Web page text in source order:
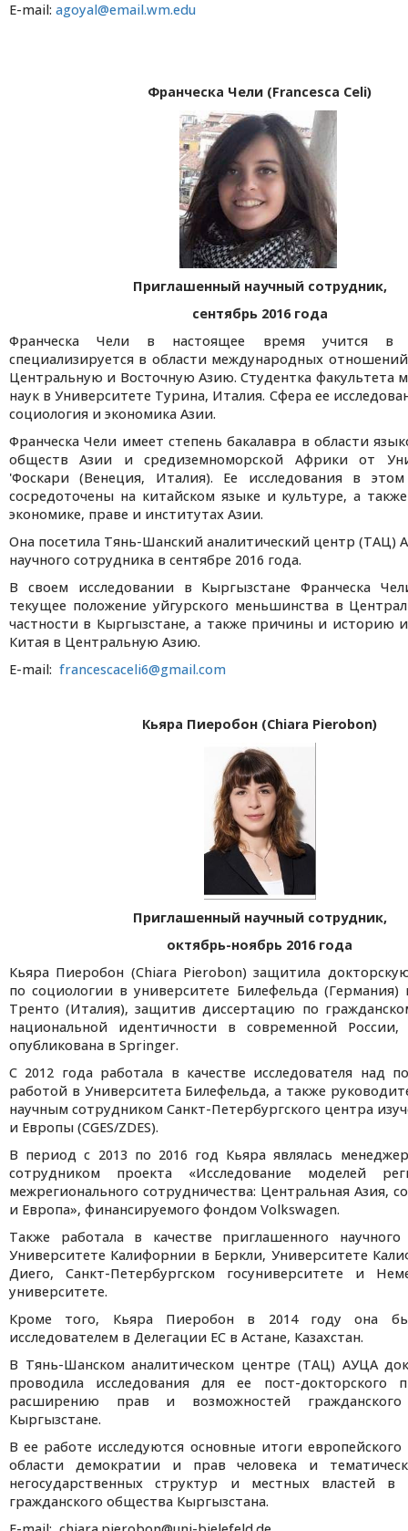
E-mail: agoyal@email.wm.edu
Франческа Чели (Francesca Celi)
Приглашенный научный сотрудник,
сентябрь 2016 года
Франческа Чели в настоящее время учится в
специализируется в области международных
Центральную и Восточную Азию. Студентка факультета
наук в Университете Турина, Италия. Сфера ее
социология и экономика Азии.
Франческа Чели имеет степень бакалавра в области
обществ Азии и средиземноморской Африки от
'Фоскари (Венеция, Италия). Ее исследования в этом
сосредоточены на китайском языке и культуре, а
экономике, праве и институтах Азии.
Она посетила Тянь-Шанский аналитический центр (ТАЦ)
научного сотрудника в сентябре 2016 года.
В своем исследовании в Кыргызстане Франческа
текущее положение уйгурского меньшинства в
частности в Кыргызстане, а также причины и историю
Китая в Центральную Азию.
E-mail: francescaceli6@gmail.com
Кьяра Пиеробон (Chiara Pierobon)
Приглашенный научный сотрудник,
октябрь-ноябрь 2016 года
Кьяра Пиеробон (Chiara Pierobon) защитила
по социологии в университете Билефельда (Германия)
Тренто (Италия), защитив диссертацию по
национальной идентичности в современной
опубликована в Springer.
С 2012 года работала в качестве исследователя над
работой в Университета Билефельда, а также
научным сотрудником Санкт-Петербургского центра
и Европы (CGES/ZDES).
В период с 2013 по 2016 год Кьяра являлась
сотрудником проекта «Исследование моделей
межрегионального сотрудничества: Центральная Азия,
и Европа», финансируемого фондом Volkswagen.
Также работала в качестве приглашенного
Университете Калифорнии в Беркли, Университете
Диего, Санкт-Петербургском госуниверситете и
университете.
Кроме того, Кьяра Пиеробон в 2014 году она
исследователем в Делегации ЕС в Астане, Казахстан.
В Тянь-Шанском аналитическом центре (ТАЦ) АУЦА
проводила исследования для ее пост-докторского
расширению прав и возможностей
Кыргызстане.
В ее работе исследуются основные итоги
области демократии и прав человека и
негосударственных структур и местных властей в
гражданского общества Кыргызстана.